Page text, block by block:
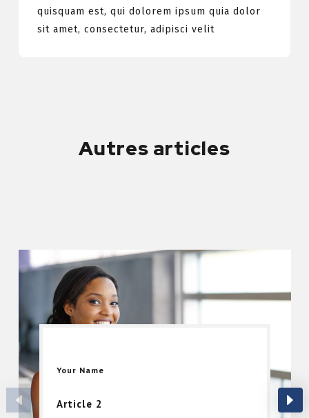
quisquam est, qui dolorem ipsum quia dolor
sit amet, consectetur, adipisci velit
Autres articles
Your Name
Article 2